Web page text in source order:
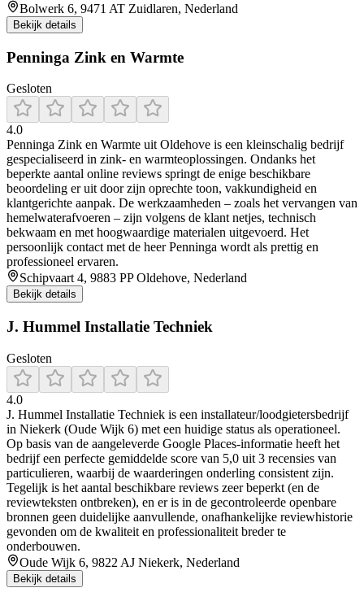
Bolwerk 6, 9471 AT Zuidlaren, Nederland
Bekijk details
Penninga Zink en Warmte
Gesloten
4.0
Penninga Zink en Warmte uit Oldehove is een kleinschalig bedrijf
gespecialiseerd in zink- en warmteoplossingen. Ondanks het
beperkte aantal online reviews springt de enige beschikbare
beoordeling er uit door zijn oprechte toon, vakkundigheid en
klantgerichte aanpak. De werkzaamheden – zoals het vervangen van
hemelwaterafvoeren – zijn volgens de klant netjes, technisch
bekwaam en met hoogwaardige materialen uitgevoerd. Het
persoonlijk contact met de heer Penninga wordt als prettig en
professioneel ervaren.
Schipvaart 4, 9883 PP Oldehove, Nederland
Bekijk details
J. Hummel Installatie Techniek
Gesloten
4.0
J. Hummel Installatie Techniek is een installateur/loodgietersbedrijf
in Niekerk (Oude Wijk 6) met een huidige status als operationeel.
Op basis van de aangeleverde Google Places-informatie heeft het
bedrijf een perfecte gemiddelde score van 5,0 uit 3 recensies van
particulieren, waarbij de waarderingen onderling consistent zijn.
Tegelijk is het aantal beschikbare reviews zeer beperkt (en de
reviewteksten ontbreken), en er is in de gecontroleerde openbare
bronnen geen duidelijke aanvullende, onafhankelijke reviewhistorie
gevonden om de kwaliteit en professionaliteit breder te
onderbouwen.
Oude Wijk 6, 9822 AJ Niekerk, Nederland
Bekijk details